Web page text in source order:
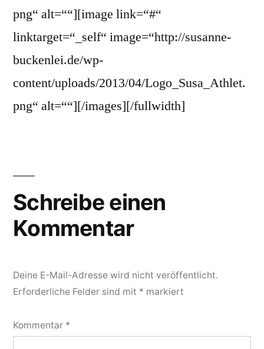
png“ alt=““][image link=“#“
linktarget=“_self“ image=“http://susanne-
buckenlei.de/wp-
content/uploads/2013/04/Logo_Susa_Athlet.
png“ alt=““][/images][/fullwidth]
Schreibe einen
Kommentar
Deine E-Mail-Adresse wird nicht veröffentlicht.
Erforderliche Felder sind mit * markiert
Kommentar *